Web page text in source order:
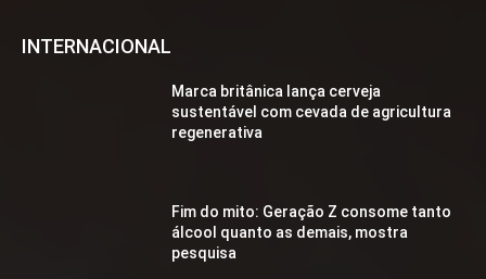
INTERNACIONAL
Marca britânica lança cerveja
sustentável com cevada de agricultura
regenerativa
Fim do mito: Geração Z consome tanto
álcool quanto as demais, mostra
pesquisa